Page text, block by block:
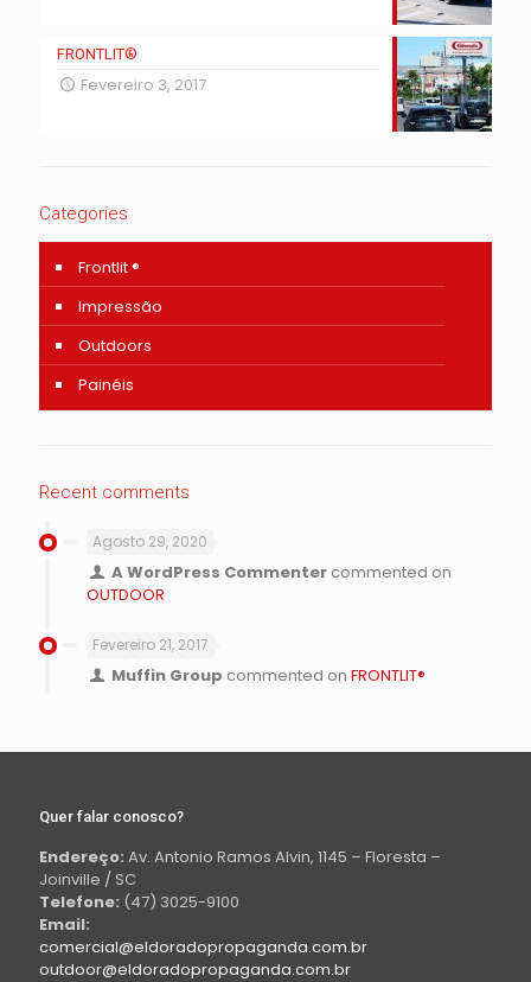
FRONTLIT®
Fevereiro 3, 2017
Categories
Frontlit ®
Impressão
Outdoors
Painéis
Recent comments
Agosto 29, 2020
A WordPress Commenter commented on
OUTDOOR
Fevereiro 21, 2017
Muffin Group commented onFRONTLIT®
Quer falar conosco?
Endereço: Av. Antonio Ramos Alvin, 1145 – Floresta –
Joinville / SC
Telefone: (47) 3025-9100
Email:
comercial@eldoradopropaganda.com.br
outdoor@eldoradopropaganda.com.br